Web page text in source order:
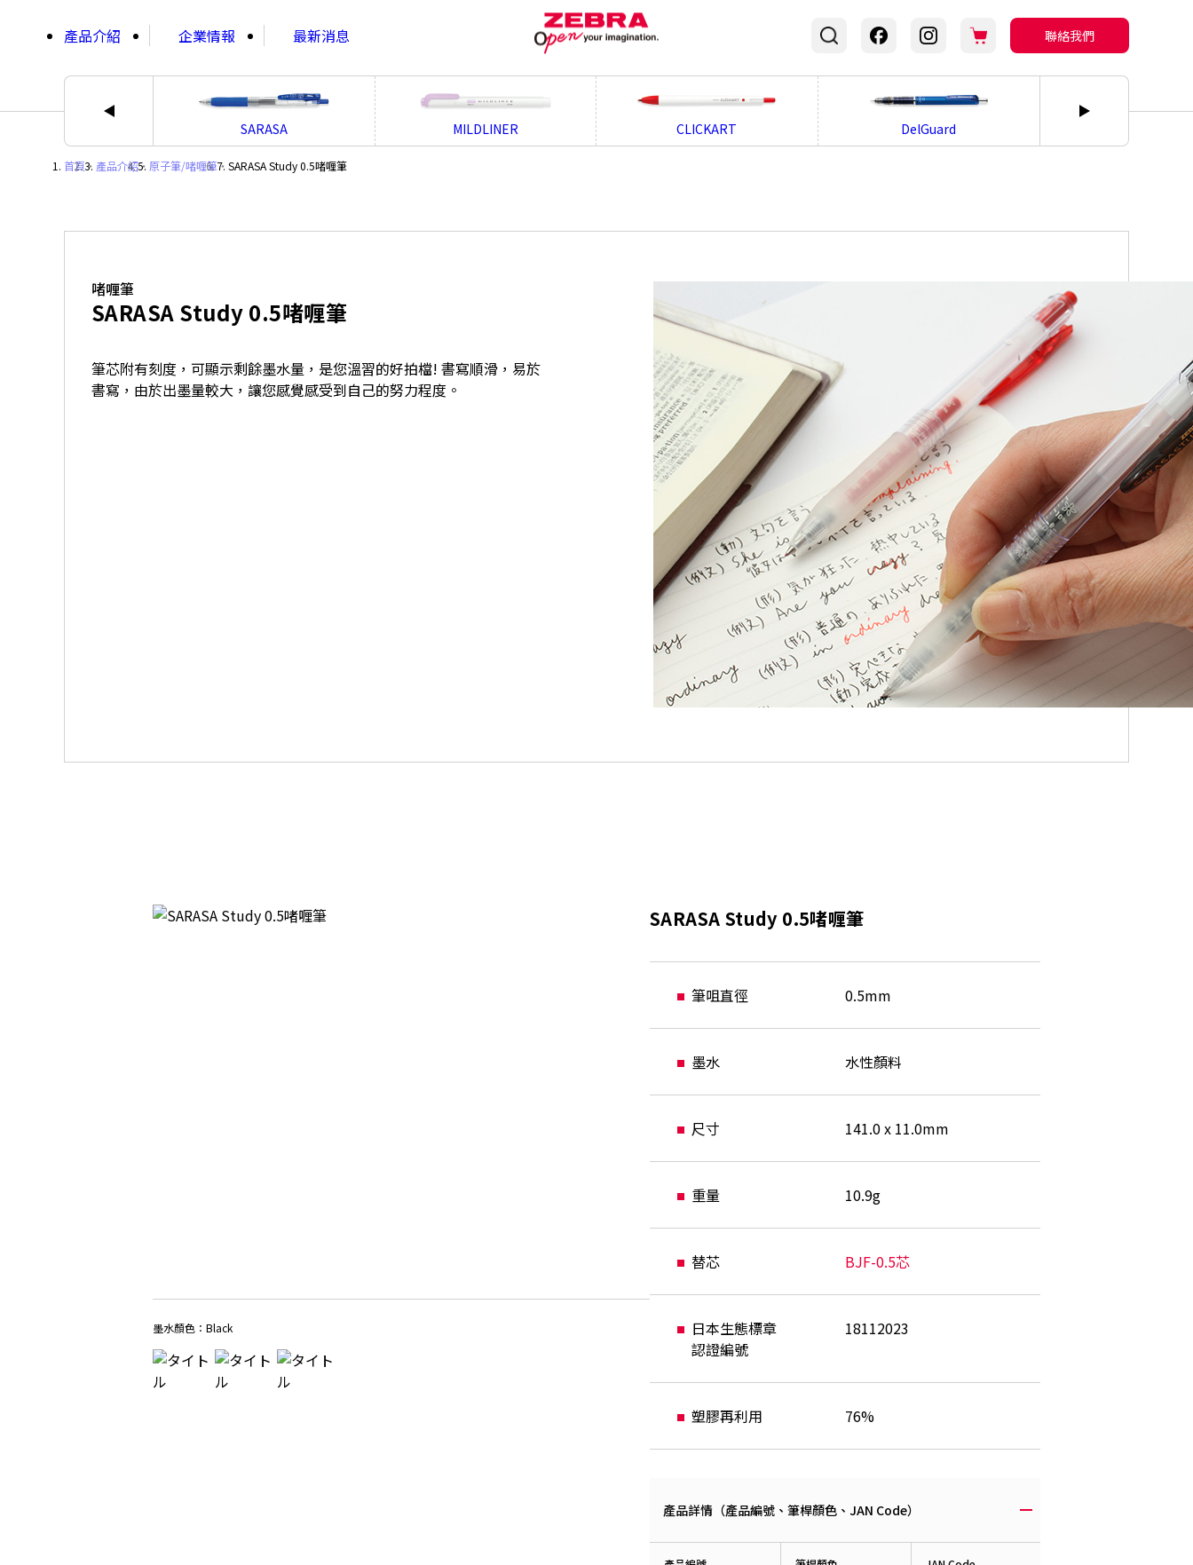
產品介紹
企業情報 最新消息 聯絡我們
SARASA MILDLINER CLICKART DelGuard
首頁・ 產品介紹・ 原子筆/啫喱筆・ SARASA Study 0.5啫喱筆
啫喱筆
SARASA Study 0.5啫喱筆
筆芯附有刻度，可顯示剩餘墨水量，是您溫習的好拍檔! 書寫順滑，易於
書寫，由於出墨量較大，讓您感覺感受到自己的努力程度。
墨水顏色： Black
SARASA Study 0.5啫喱筆
筆咀直徑 0.5mm
墨水 水性顏料
尺寸 141.0 x 11.0mm
重量 10.9g
替芯 BJF-0.5芯
日本生態標章
認證編號
18112023
塑膠再利用 76%
產品詳情（產品編號、筆桿顏色、JAN Code）